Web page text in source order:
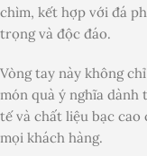
chìm, kết hợp với đá
trọng và độc đáo.
Vòng tay này không
món quà ý nghĩa
tế và chất liệu bạc cao
mọi khách hàng.